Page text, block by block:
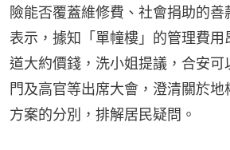
險能否覆蓋維修費、社會捐助的
表示，據知「單幢樓」的管理費用
道大約價錢，洗小姐提議，合安可
門及高官等出席大會，澄清關於
方案的分別，排解居民疑問。